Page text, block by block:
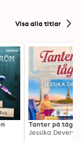
Visa alla titlar
Tanter på tåg
Jessika Devert